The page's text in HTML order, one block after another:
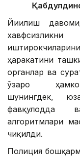
Йиғилиш
ҳаракатини
органлар ва
ўзаро
шунингдек,
фавқулодда
алгоритмлари
чиқилди.
Полиция